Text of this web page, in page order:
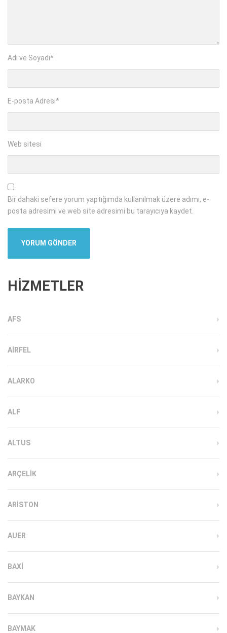
Adı ve Soyadı*
E-posta Adresi*
Web sitesi
Bir dahaki sefere yorum yaptığımda kullanılmak üzere adımı, e-
posta adresimi ve web site adresimi bu tarayıcıya kaydet.
HİZMETLER
AFS
AIRFEL
ALARKO
ALF
ALTUS
ARÇELIK
ARISTON
AUER
BAXI
BAYKAN
BAYMAK